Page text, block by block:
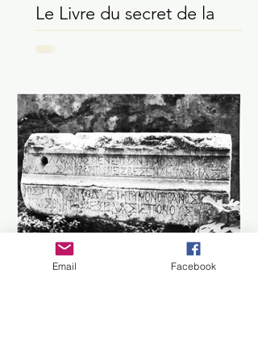
Le Livre du secret de la
Apollonios de Tyane
Daniel Shoushi
17 nov. 2020
Email Facebook